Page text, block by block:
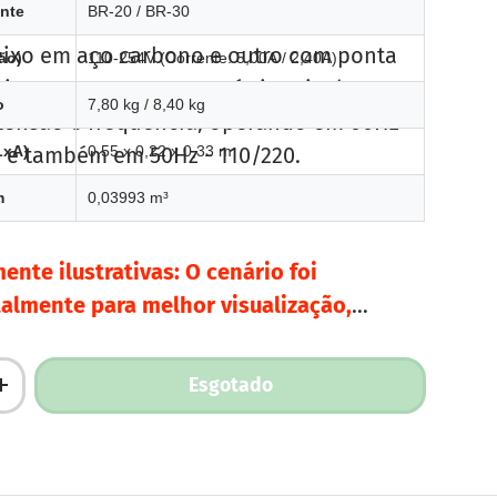
disponível em dois modelos: um
em aço carbono e outro com ponta
316. Suas características incluem
e frequência, operando em 60Hz -
e também em 50Hz - 110/220.
BR-20 / BR-30
110-254V (Corrente: 5,00A / 2,40A)
7,80 kg / 8,40 kg
0,55 x 0,22 x 0,33 m
0,03993 m³
ilustrativas: O cenário foi
para melhor visualização,
Aumente a quantidadeEsgotado